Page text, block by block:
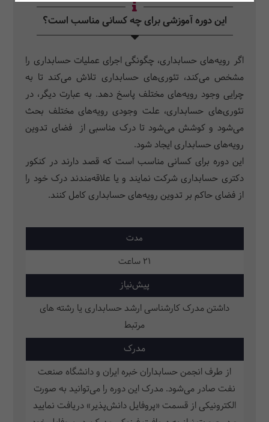
این دوره آموزشی برای چه کسانی مناسب است؟
اگر رویه‌های حسابداری، چگونگی اجرای عملیات حسابداری را
مشخص می‌کند، تئوری‌های حسابداری تلاش می‌کند تا به
چرایی وجود رویه‌های مختلف پاسخ دهد. به عبارت دیگر، در
تئوری‌های حسابداری، علت وجودی رویه‌های مختلف بحث
می‌شود و کوشش می‌شود تا درک مناسبی از فضای تدوین
رویه‌های حسابداری ایجاد شود.
این دوره برای کسانی مناسب است که قصد دارند در کنکور
دکتری حسابداری شرکت نمایند و یا علاقه‌مندند درک خود را
از فضای حاکم بر تدوین رویه‌های حسابداری کامل کنند.
مدت
21 ساعت
پیش‌نیاز
داشتن مدرک کارشناسی ارشد حسابداری یا رشته های
مرتبط
مدرک
از طرف انجمن حسابداران خبره ایران و دانشگاه صنعت
نفت صادر می‌شود. مدرک این دوره را می‌توانید به صورت
الکترونیکی از قسمت «پروفایل دانش‌پذیر» دریافت نمایید